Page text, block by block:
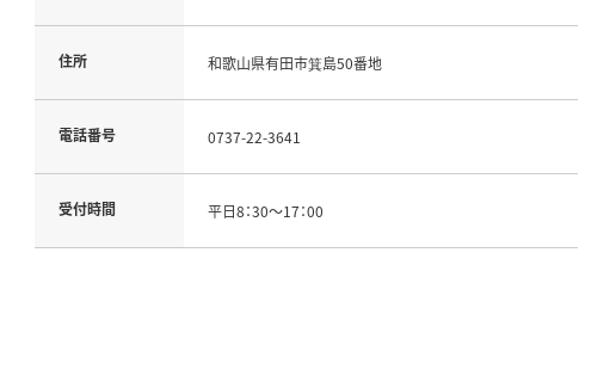
住所 和歌山県有田市箕島50番地
電話番号 0737-22-3641
受付時間 平日8：30～17：00